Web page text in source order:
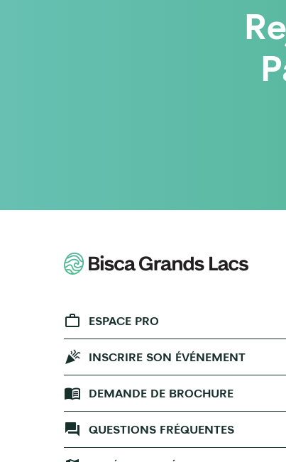
ESPACE PRO
INSCRIRE SON ÉVÉNEMENT
DEMANDE DE BROCHURE
QUESTIONS FRÉQUENTES